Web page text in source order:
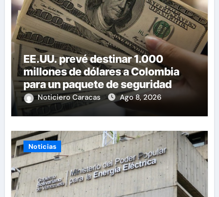
EE.UU. prevé destinar 1.000
millones de dólares a Colombia
para un paquete de seguridad
Noticiero Caracas Ago 8, 2026
Noticias